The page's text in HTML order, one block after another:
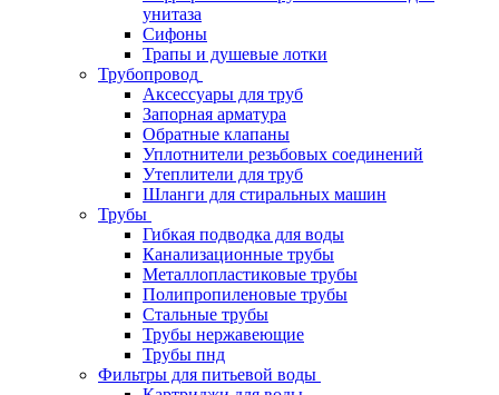
унитаза
Сифоны
Трапы и душевые лотки
Трубопровод
Аксессуары для труб
Запорная арматура
Обратные клапаны
Уплотнители резьбовых соединений
Утеплители для труб
Шланги для стиральных машин
Трубы
Гибкая подводка для воды
Канализационные трубы
Металлопластиковые трубы
Полипропиленовые трубы
Стальные трубы
Трубы нержавеющие
Трубы пнд
Фильтры для питьевой воды